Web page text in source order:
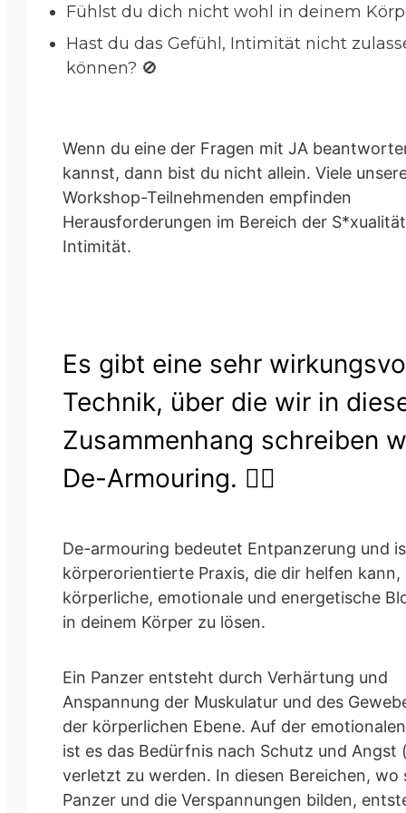
Fühlst du dich nicht wohl in deinem
Hast du das Gefühl, Intimität nicht
können? 🚫
Wenn du eine der Fragen mit JA
kannst, dann bist du nicht allein. Viele
Workshop-Teilnehmenden empfinden
Herausforderungen im Bereich der
Intimität.
Es gibt eine sehr
Technik, über die wir in
Zusammenhang schreiben
De-Armouring. 💆‍♀️
De-armouring bedeutet Entpanzerung und
körperorientierte Praxis, die dir helfen kann,
körperliche, emotionale und energetische
in deinem Körper zu lösen.
Ein Panzer entsteht durch Verhärtung und
Anspannung der Muskulatur und des
der körperlichen Ebene. Auf der
ist es das Bedürfnis nach Schutz und Angst
verletzt zu werden. In diesen Bereichen, wo
Panzer und die Verspannungen bilden,